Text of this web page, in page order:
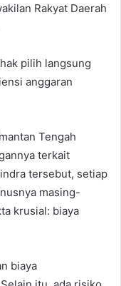
Rakyat Daerah
pilih langsung
anggaran
Tengah
terkait
tersebut, setiap
masing-
krusial: biaya
biaya